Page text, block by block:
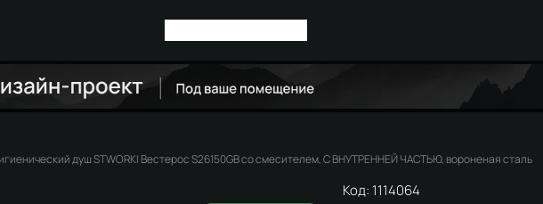
душ STWORKI Вестерос S26150GB со смесителем, С ВНУТРЕННЕЙ ЧАСТЬЮ, вороненая сталь
Код: 1114064